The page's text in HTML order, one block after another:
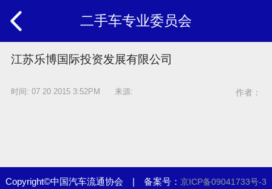
二手车专业委员会
江苏乐博国际投资发展有限公司
时间: 07 20 2015 3:52PM 来源: 作者：
Copyright©中国汽车流通协会 | 备案号： 京ICP备09041733号-3